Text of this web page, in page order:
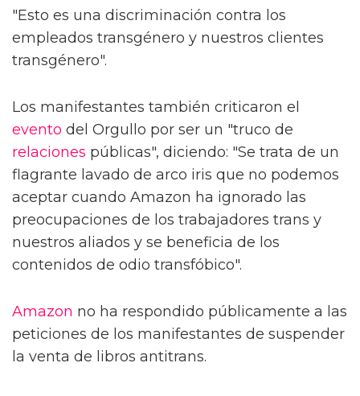
"Esto es una discriminación contra los
empleados transgénero y nuestros clientes
transgénero".
Los manifestantes también criticaron el
evento del Orgullo por ser un "truco de
relaciones públicas", diciendo: "Se trata de un
flagrante lavado de arco iris que no podemos
aceptar cuando Amazon ha ignorado las
preocupaciones de los trabajadores trans y
nuestros aliados y se beneficia de los
contenidos de odio transfóbico".
Amazon no ha respondido públicamente a las
peticiones de los manifestantes de suspender
la venta de libros antitrans.